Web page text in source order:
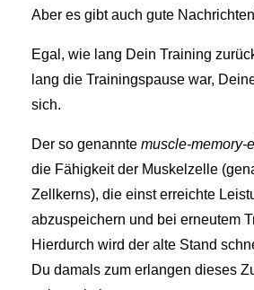
Aber es gibt auch gute
Egal, wie lang Dein Training
lang die Trainingspause war,
sich.
Der so genannte muscle-memory-
die Fähigkeit der Muskelzelle
Zellkerns), die einst erreichte
abzuspeichern und bei erneutem
Hierdurch wird der alte Stand
Du damals zum erlangen dieses